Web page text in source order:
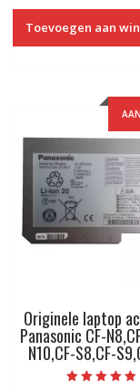
was:
Toevoegen aan
Originele laptop
Panasonic CF-
N10,CF-S8,CF-